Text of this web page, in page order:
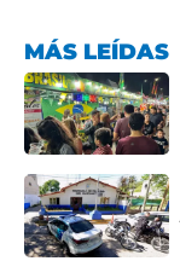
MÁS LEÍDAS